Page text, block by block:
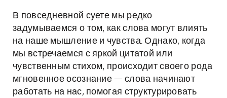
В повседневной суете мы редко
задумываемся о том, как слова могут влиять
на наше мышление и чувства. Однако, когда
мы встречаемся с яркой цитатой или
чувственным стихом, происходит своего рода
мгновенное осознание — слова начинают
работать на нас, помогая структурировать